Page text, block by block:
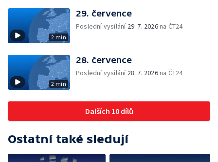
2 min
29. července
Poslední vysílání 29. 7. 2026na ČT24
2 min
28. července
Poslední vysílání 28. 7. 2026na ČT24
Dalších 10 dílů
Ostatní také sledují